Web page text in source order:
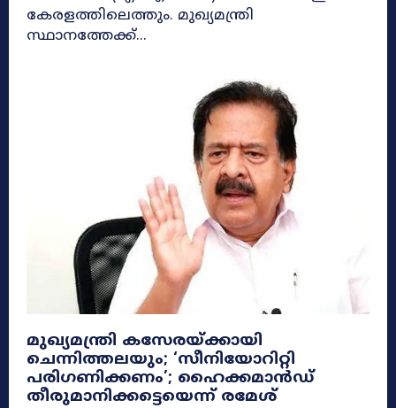
കേരളത്തിലെത്തും. മുഖ്യമന്ത്രി
സ്ഥാനത്തേക്ക്...
മുഖ്യമന്ത്രി കസേരയ്ക്കായി
ചെന്നിത്തലയും; ‘സീനിയോറിറ്റി
പരിഗണിക്കണം’; ഹൈക്കമാൻഡ്
തീരുമാനിക്കട്ടെയെന്ന് രമേശ്